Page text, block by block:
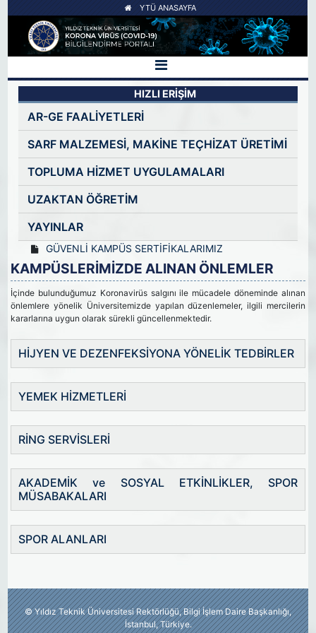
YTÜ ANASAYFA
HIZLI ERİŞİM
AR-GE FAALİYETLERİ
SARF MALZEMESİ, MAKİNE TEÇHİZAT ÜRETİMİ
TOPLUMA HİZMET UYGULAMALARI
UZAKTAN ÖĞRETİM
YAYINLAR
GÜVENLİ KAMPÜS SERTİFİKALARIMIZ
KAMPÜSLERİMİZDE ALINAN ÖNLEMLER
İçinde bulunduğumuz Koronavirüs salgını ile mücadele döneminde alınan
önlemlere yönelik Üniversitemizde yapılan düzenlemeler, ilgili mercilerin
kararlarına uygun olarak sürekli güncellenmektedir.
HİJYEN VE DEZENFEKSİYONA YÖNELİK TEDBİRLER
YEMEK HİZMETLERİ
RİNG SERVİSLERİ
AKADEMİK ve SOSYAL ETKİNLİKLER, SPOR
MÜSABAKALARI
SPOR ALANLARI
© Yıldız Teknik Üniversitesi Rektörlüğü, Bilgi İşlem Daire Başkanlığı,
İstanbul, Türkiye.